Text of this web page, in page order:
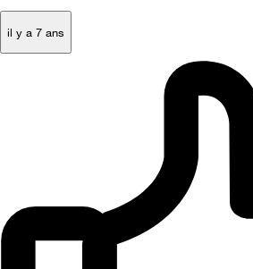
il y a 7 ans